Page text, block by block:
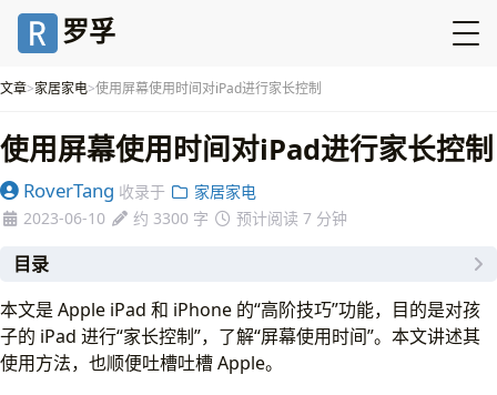
罗孚
文章 家居家电 使用屏幕使用时间对iPad进行家长控制
使用屏幕使用时间对iPad进行家长控制
RoverTang 收录于
家居家电
2023-06-10
约 3300 字 预计阅读 7 分钟
目录
关于“屏幕使用时间”和“家长控制”
设置方法
iPhone 设备上添加家人共享账号
本文是 Apple iPad 和 iPhone 的“高阶技巧”功能，目的是对孩
子的 iPad 进行“家长控制”，了解“屏幕使用时间”。本文讲述其
使用方法，也顺便吐槽吐槽 Apple。